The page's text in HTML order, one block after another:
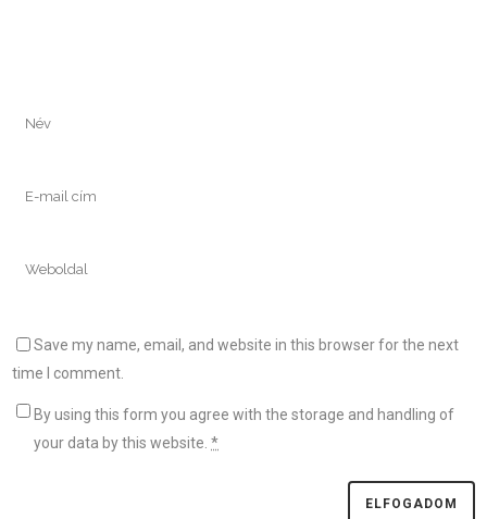
Save my name, email, and website in this browser for the next
time I comment.
By using this form you agree with the storage and handling of
your data by this website.*